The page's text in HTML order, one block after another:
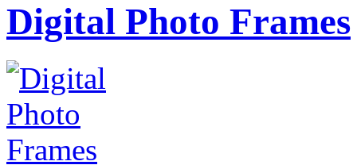
Digital Photo Frames